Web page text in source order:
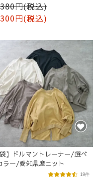
円(税込)
円(税込)
袋】ドルマントレーナー/選べ
ラー/愛知県産ニット
19件